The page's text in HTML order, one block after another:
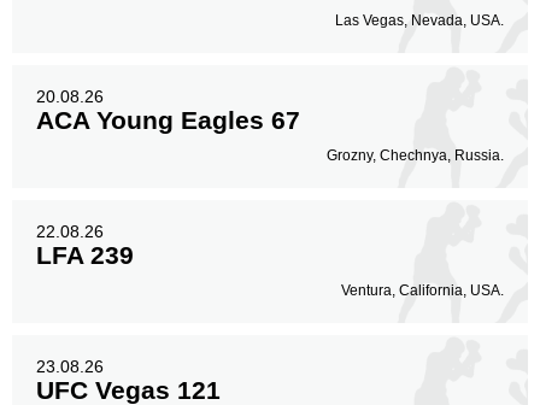
Las Vegas, Nevada, USA.
20.08.26
ACA Young Eagles 67
Grozny, Chechnya, Russia.
22.08.26
LFA 239
Ventura, California, USA.
23.08.26
UFC Vegas 121